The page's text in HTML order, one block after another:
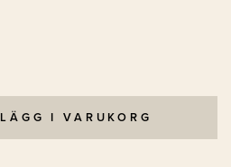
LÄGG I VARUKORG